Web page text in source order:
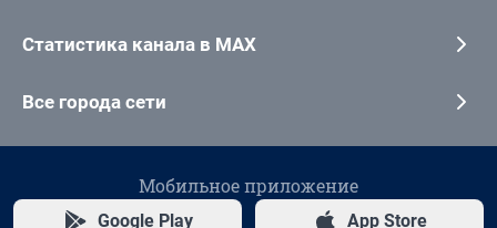
Статистика канала в MAX
Все города сети
Мобильное приложение
Google Play App Store